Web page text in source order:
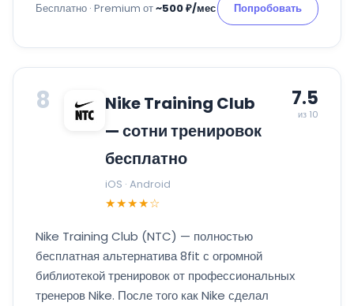
Бесплатно · Premium от~500 ₽/мес Попробовать
8
Nike Training Club
— сотни тренировок
бесплатно
iOS · Android
★★★★☆
7.5
из 10
Nike Training Club (NTC) — полностью
бесплатная альтернатива 8fit с огромной
библиотекой тренировок от профессиональных
тренеров Nike. После того как Nike сделал